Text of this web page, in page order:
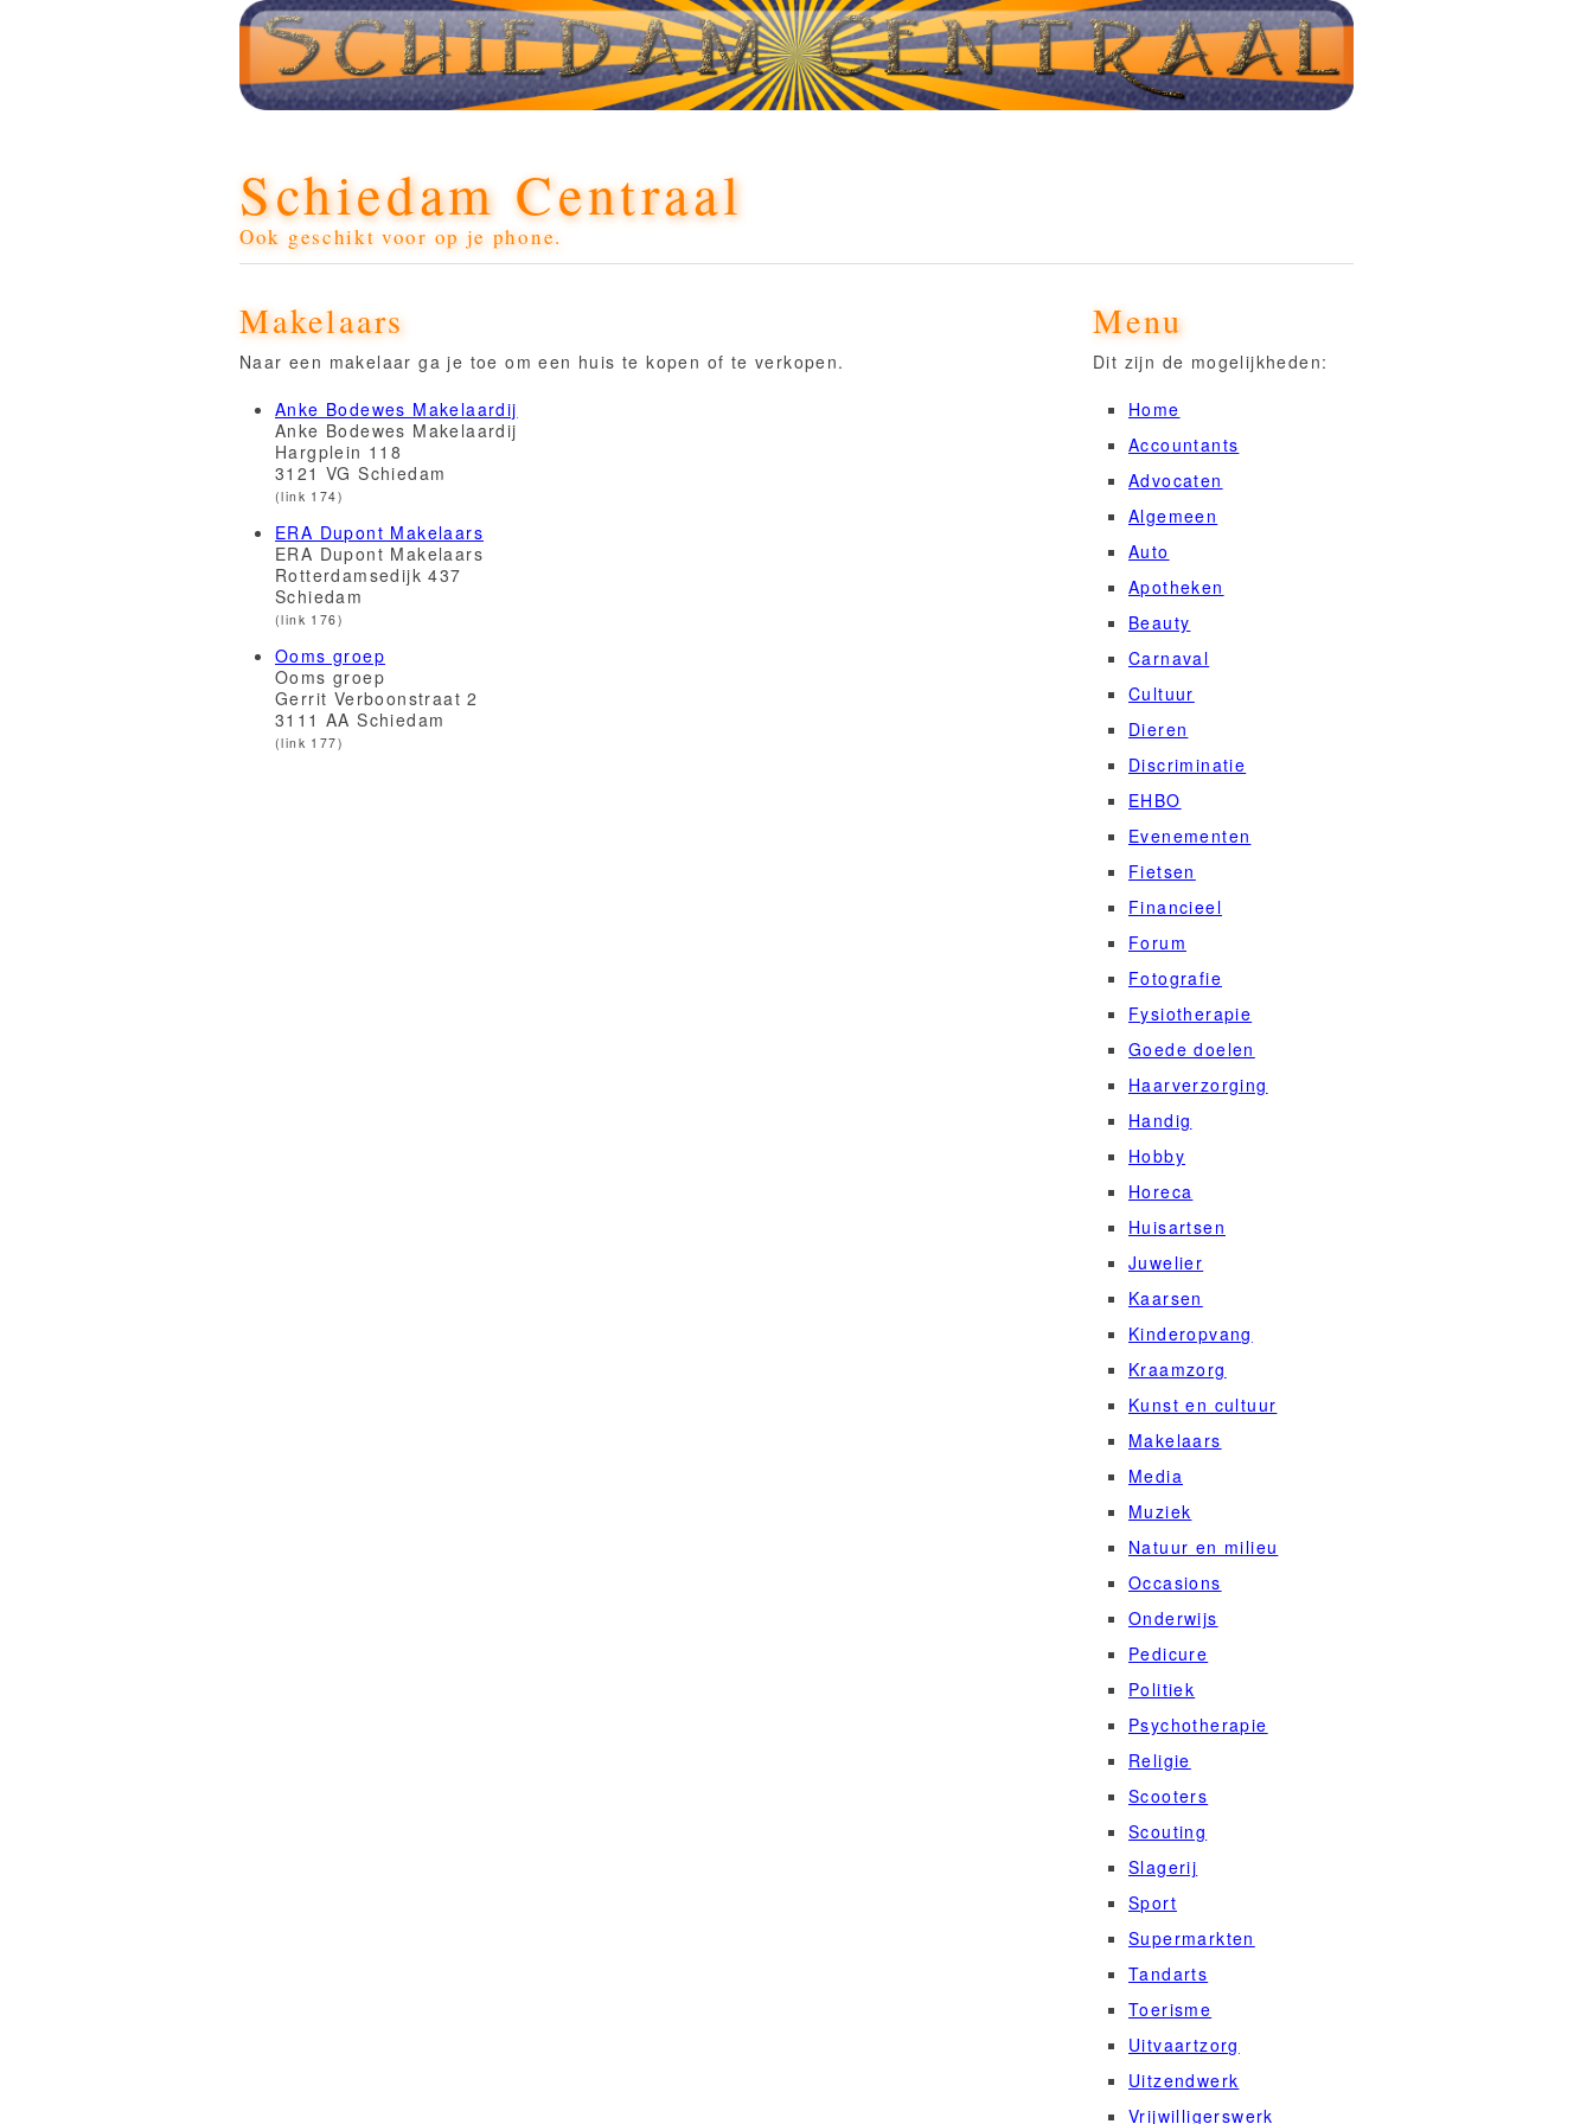
Schiedam Centraal
Ook geschikt voor op je phone.
Makelaars
Naar een makelaar ga je toe om een huis te kopen of te verkopen.
Anke Bodewes Makelaardij
Anke Bodewes Makelaardij
Hargplein 118
3121 VG Schiedam
(link 174)
ERA Dupont Makelaars
ERA Dupont Makelaars
Rotterdamsedijk 437
Schiedam
(link 176)
Ooms groep
Ooms groep
Gerrit Verboonstraat 2
3111 AA Schiedam
(link 177)
Menu
Dit zijn de mogelijkheden:
Home
Accountants
Advocaten
Algemeen
Auto
Apotheken
Beauty
Carnaval
Cultuur
Dieren
Discriminatie
EHBO
Evenementen
Fietsen
Financieel
Forum
Fotografie
Fysiotherapie
Goede doelen
Haarverzorging
Handig
Hobby
Horeca
Huisartsen
Juwelier
Kaarsen
Kinderopvang
Kraamzorg
Kunst en cultuur
Makelaars
Media
Muziek
Natuur en milieu
Occasions
Onderwijs
Pedicure
Politiek
Psychotherapie
Religie
Scooters
Scouting
Slagerij
Sport
Supermarkten
Tandarts
Toerisme
Uitvaartzorg
Uitzendwerk
Vrijwilligerswerk